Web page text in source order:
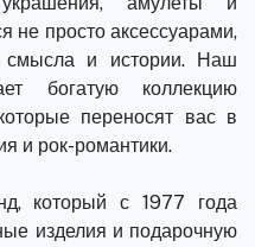
не просто аксессуарами,
смысла и истории. Наш
богатую коллекцию
переносят вас в
и рок-романтики.
который с 1977 года
изделия и подарочную